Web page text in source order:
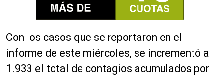
Con los casos que se reportaron en el
informe de este miércoles, se incrementó a
1.933 el total de contagios acumulados por